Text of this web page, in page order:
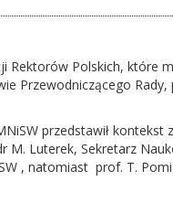
Rektorów Polskich, które
Przewodniczącego Rady,
przedstawił
Luterek, Sekretarz
, natomiast prof. T.